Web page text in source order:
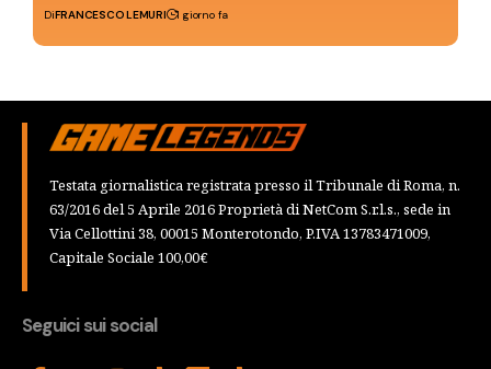
DiFRANCESCO LEMURI 1 giorno fa
Testata giornalistica registrata presso il Tribunale di Roma, n.
63/2016 del 5 Aprile 2016 Proprietà di NetCom S.r.l.s., sede in
Via Cellottini 38, 00015 Monterotondo, P.IVA 13783471009,
Capitale Sociale 100,00€
Seguici sui social